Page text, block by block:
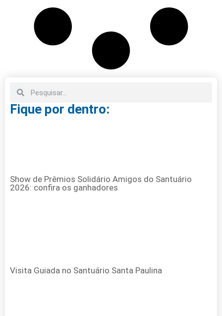
Fique por dentro:
Show de Prêmios Solidário Amigos do Santuário
2026: confira os ganhadores
Visita Guiada no Santuário Santa Paulina